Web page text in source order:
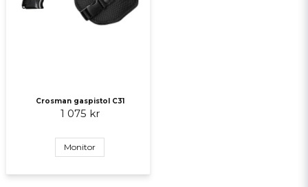
Crosman gaspistol C31
1 075 kr
Monitor